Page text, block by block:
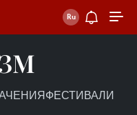
ФЕСТИВАЛИ